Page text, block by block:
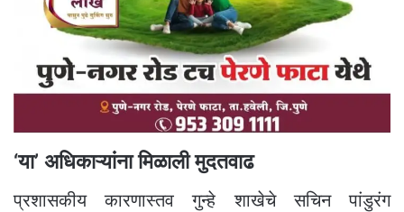
‘या’ अधिकाऱ्यांना मिळाली मुदतवाढ
प्रशासकीय कारणास्तव गुन्हे शाखेचे सचिन पांडुरंग